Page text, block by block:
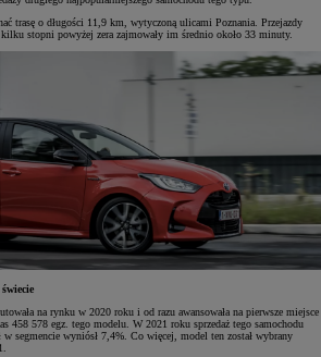
trasę o długości 11,9 km, wytyczoną ulicami Poznania. Przejazdy
stopni powyżej zera zajmowały im średnio około 33 minuty.
na rynku w 2020 roku i od razu awansowała na pierwsze miejsce
458 578 egz. tego modelu. W 2021 roku sprzedaż tego samochodu
w segmencie wyniósł 7,4%. Co więcej, model ten został wybrany